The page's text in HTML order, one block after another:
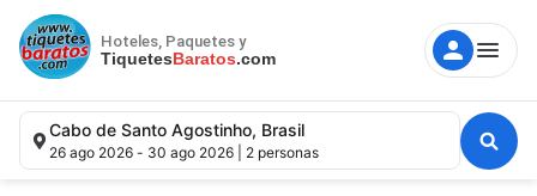
Hoteles, Paquetes y
TiquetesBaratos.com
Cabo de Santo Agostinho, Brasil
26 ago 2026 - 30 ago 2026 | 2 personas